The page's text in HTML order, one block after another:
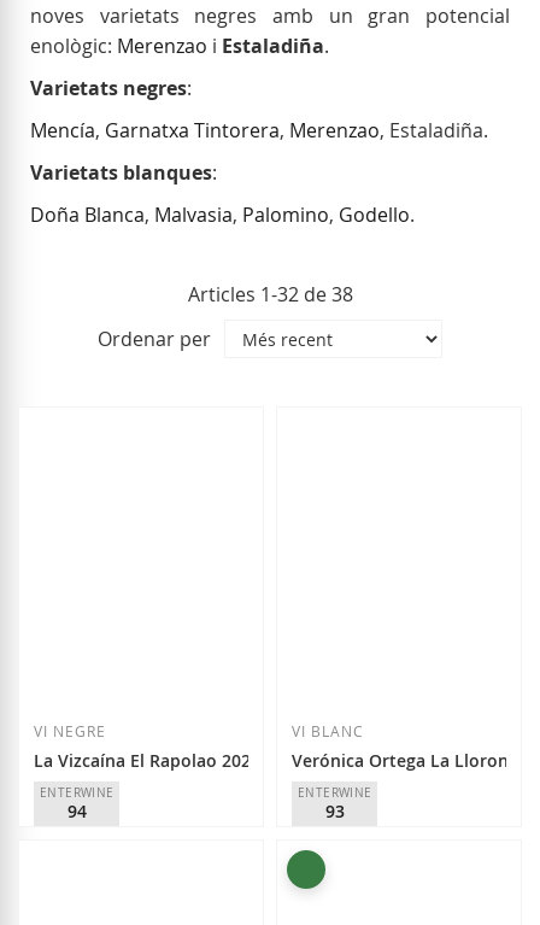
noves varietats negres amb un gran potencial
enològic: Merenzao i Estaladiña.
Varietats negres:
Mencía, Garnatxa Tintorera, Merenzao, Estaladiña.
Varietats blanques:
Doña Blanca, Malvasia, Palomino, Godello.
Articles 1-32de38
Ordenar per
VI NEGRE
La Vizcaína El Rapolao 2024
ENTERWINE
94
VI BLANC
Verónica Ortega La Llorona
ENTERWINE
93
Verónica Ortega
D.O.